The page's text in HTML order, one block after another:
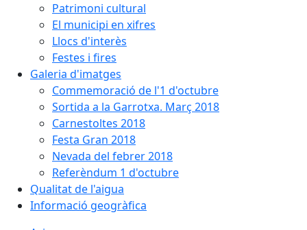
Patrimoni cultural
El municipi en xifres
Llocs d'interès
Festes i fires
Galeria d'imatges
Commemoració de l'1 d'octubre
Sortida a la Garrotxa. Març 2018
Carnestoltes 2018
Festa Gran 2018
Nevada del febrer 2018
Referèndum 1 d'octubre
Qualitat de l'aigua
Informació geogràfica